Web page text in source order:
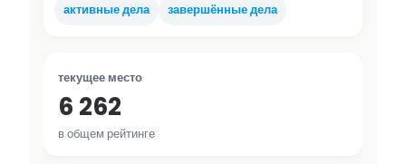
активные дела
завершённые дела
текущее место
6 262
в общем рейтинге